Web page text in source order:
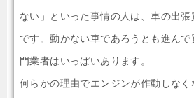
ない」といった事情の人は、車の出張
です。動かない車であろうとも進ん
門業者はいっぱいあります。
何らかの理由でエンジンが作動しな